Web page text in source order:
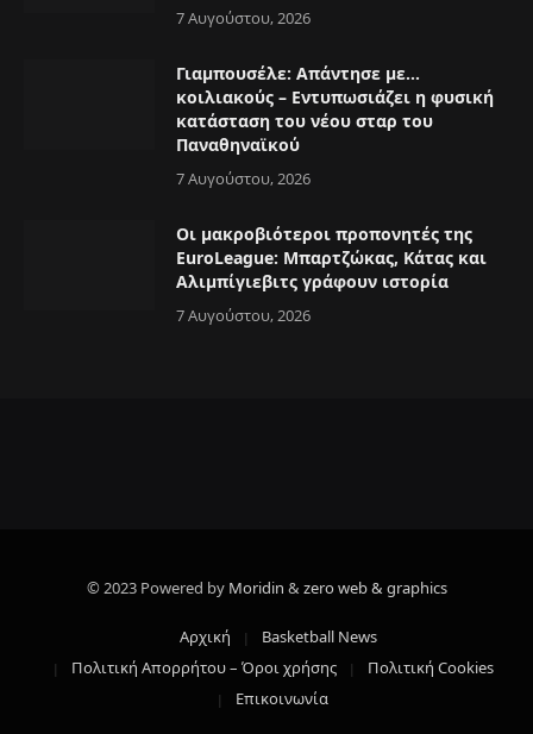
7 Αυγούστου, 2026
Γιαμπουσέλε: Απάντησε με…
κοιλιακούς – Εντυπωσιάζει η φυσική
κατάσταση του νέου σταρ του
Παναθηναϊκού
7 Αυγούστου, 2026
Οι μακροβιότεροι προπονητές της
EuroLeague: Μπαρτζώκας, Κάτας και
Αλιμπίγιεβιτς γράφουν ιστορία
7 Αυγούστου, 2026
© 2023 Powered by Moridin & zero web & graphics
Αρχική
Basketball News
Πολιτική Απορρήτου – Όροι χρήσης
Πολιτική Cookies
Επικοινωνία